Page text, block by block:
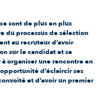
sont de plus en plus
du processus de sélection
au recruteur d’avoir
sur le candidat et sa
organiser une rencontre en
d’éclaircir ses
et d’avoir un premier